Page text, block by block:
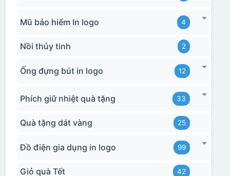
Mũ bảo hiểm In logo 4
Nồi thủy tinh 2
Ống đựng bút in logo 12
Phích giữ nhiệt quà tặng 33
Quà tặng dát vàng 25
Đồ điện gia dụng in logo 99
Giỏ quà Tết 42